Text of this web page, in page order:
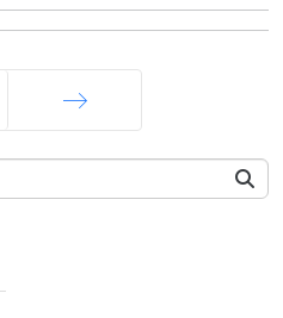
Avanti